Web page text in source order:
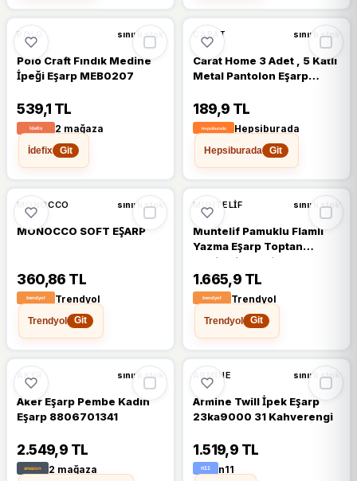
POLO sınırlı stok
Polo Craft Fındık Medine
İpeği Eşarp MEB0207
539,1 TL
2 mağaza
İdefix
Git
CARAT sınırlı stok
Carat Home 3 Adet , 5 Katlı
Metal Pantolon Eşarp
189,9 TL
Hepsiburada
Hepsiburada
Git
MONOCCO sınırlı stok
MONOCCO SOFT EŞARP
360,86 TL
Trendyol
Trendyol
Git
MUHTELIF sınırlı stok
Muhtelif Pamuklu Flamlı
Yazma Eşarp Toptan
Hediyelik 50 Li Paket
Karışık Renk
Gönderilecektir
1.665,9 TL
Trendyol
Trendyol
Git
AKER sınırlı stok
Aker Eşarp Pembe Kadın
Eşarp 8806701341
2.549,9 TL
2 mağaza
ARMINE sınırlı stok
Armine Twill İpek Eşarp
23ka9000 31 Kahverengi
1.519,9 TL
n11